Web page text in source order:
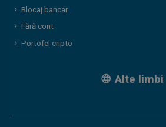
Blocaj bancar
Fără cont
Portofel cripto
Alte limbi